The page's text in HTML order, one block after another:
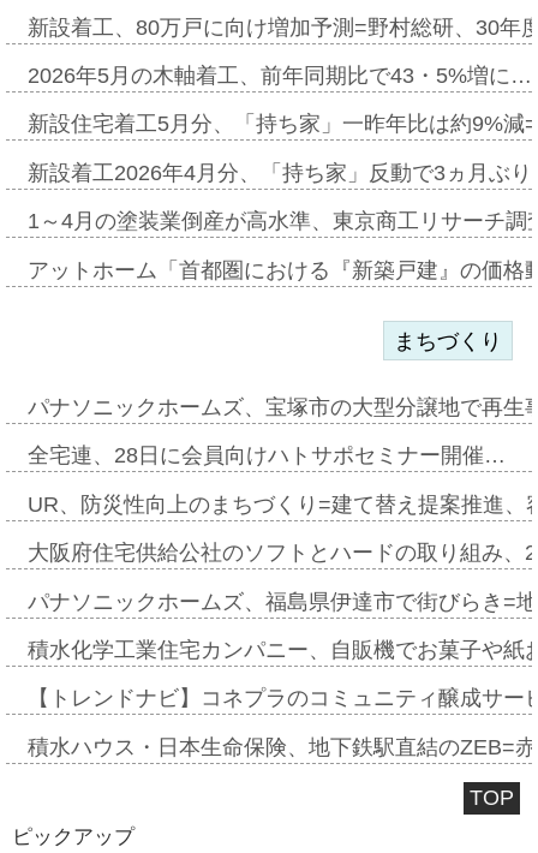
新設着工、80万戸に向け増加予測=野村総研、30年
2026年5月の木軸着工、前年同期比で43・5%増に…
新設住宅着工5月分、「持ち家」一昨年比は約9%
新設着工2026年4月分、「持ち家」反動で3ヵ月ぶ
1～4月の塗装業倒産が高水準、東京商工リサーチ
アットホーム「首都圏における『新築戸建』の価
まちづくり
パナソニックホームズ、宝塚市の大型分譲地で再
全宅連、28日に会員向けハトサポセミナー開催…
UR、防災性向上のまちづくり=建て替え提案推進
大阪府住宅供給公社のソフトとハードの取り組み
パナソニックホームズ、福島県伊達市で街びらき=
積水化学工業住宅カンパニー、自販機でお菓子や
【トレンドナビ】コネプラのコミュニティ醸成サ
積水ハウス・日本生命保険、地下鉄駅直結のZEB=
TOP
ピックアップ